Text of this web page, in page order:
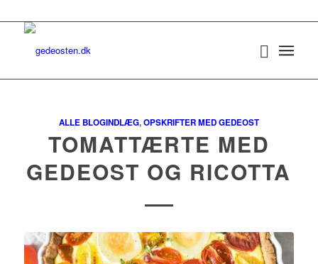
ALLE BLOGINDLÆG,OPSKRIFTER MED GEDEOST
TOMATTÆRTE MED
GEDEOST OG RICOTTA